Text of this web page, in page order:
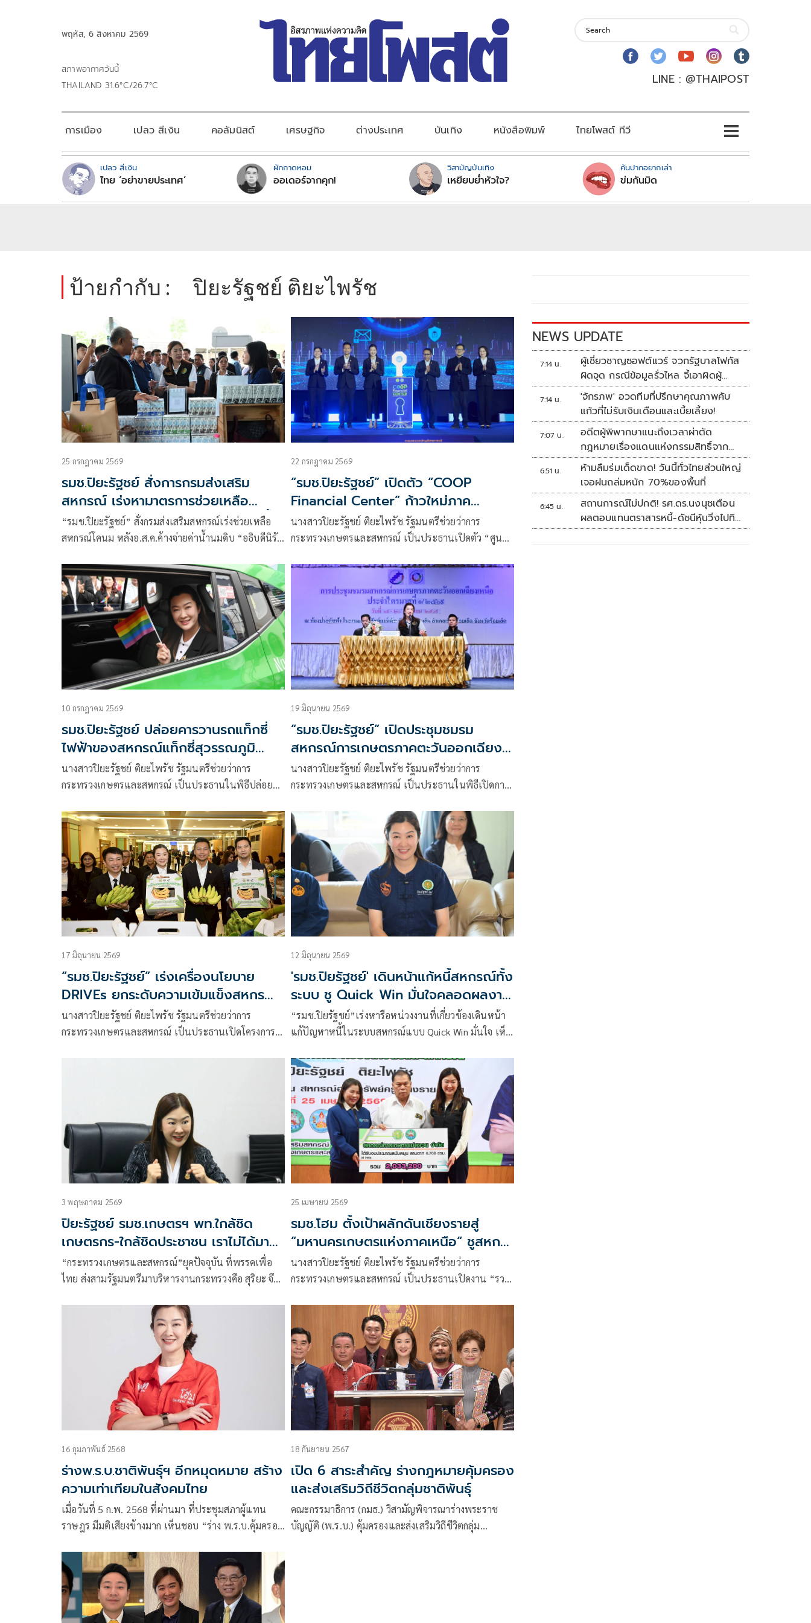
พฤหัส, 6 สิงหาคม 2569
สภาพอากาศวันนี้
THAILAND 31.6°C/26.7°C
LINE : @THAIPOST
การเมือง เปลว สีเงิน คอลัมนิสต์ เศรษฐกิจ ต่างประเทศ บันเทิง หนังสือพิมพ์ ไทยโพสต์ ทีวี
เปลว สีเงิน
ไทย ‘อย่าขายประเทศ’
ผักกาดหอม
ออเดอร์จากคุก!
วิสามัญบันเทิง
เหยียบย่ำหัวใจ?
คันปากอยากเล่า
ข่มกันมิด
ป้ายกำกับ : ปิยะรัฐชย์ ติยะไพรัช
25 กรกฎาคม 2569
รมช.ปิยะรัฐชย์ สั่งการกรมส่งเสริม
สหกรณ์ เร่งหามาตรการช่วยเหลือ
สหกรณ์โคนม หลัง อ.ส.ค.ค้างจ่ายค่าน้ำ
นมดิบ เตรียมงบ กพส. 350 ล.กู้ยืม
“รมช.ปิยะรัฐชย์” สั่งกรมส่งเสริมสหกรณ์เร่งช่วยเหลือ
สหกรณ์โคนม หลังอ.ส.ค.ค้างจ่ายค่าน้ำนมดิบ “อธิบดีนิรัน
สมาชิกสหกรณ์โคนม พร้อมเผยปีนี้เตรียมเงิน
กพส.ดอกเบี้ยต่ำไว้ 350 ล้านบาทให้สหกรณ์กู้ยืมเป็นกรณี
พิเศษ เพื่อเสริมสภาพคล่องดำเนินธุรกิจสหกรณ์โคนม
22 กรกฎาคม 2569
“รมช.ปิยะรัฐชย์” เปิดตัว “COOP
Financial Center” ก้าวใหม่ภาค
สหกรณ์ไทย ยกระดับข้อมูลสู่การบริหาร
จัดการยุคดิจิทัล
นางสาวปิยะรัฐชย์ ติยะไพรัช รัฐมนตรีช่วยว่าการ
กระทรวงเกษตรและสหกรณ์ เป็นประธานเปิดตัว “ศูนย์
Financial Center)” เพื่อยกระดับภาคสหกรณ์ไทยสู่ยุค
ดิจิทัล เชื่อมโยงข้อมูลทางการเงินการบัญชีอย่างเป็น
10 กรกฎาคม 2569
รมช.ปิยะรัฐชย์ ปล่อยคารวานรถแท็กซี่
ไฟฟ้าของสหกรณ์แท็กซี่สุวรรณภูมิ
จำกัด ผลักดัน “EV เพื่ออนาคต” หนุน
สหกรณ์แท็กซี่เปลี่ยนผ่านยานยนต์สู่
นางสาวปิยะรัฐชย์ ติยะไพรัช รัฐมนตรีช่วยว่าการ
กระทรวงเกษตรและสหกรณ์ เป็นประธานในพิธีปล่อย
สนับสนุนเงินทุนหมุนเวียนจากกองทุนพัฒนาสหกรณ์
กรมส่งเสริมสหกรณ์ พร้อมปล่อยขบวนแท็กซี่ไฟฟ้าของ
สมาชิกสหกรณ์แท็กซี่สุวรรณภูมิ จำกัด จำนวน 20 คัน
19 มิถุนายน 2569
“รมช.ปิยะรัฐชย์” เปิดประชุมชมรม
สหกรณ์การเกษตรภาคตะวันออกเฉียง
เหนือ ปี 2569 ชูระบบสหกรณ์ หัวใจการ
ขับเคลื่อนพัฒนาภาคเกษตรแดนอีสาน
นางสาวปิยะรัฐชย์ ติยะไพรัช รัฐมนตรีช่วยว่าการ
กระทรวงเกษตรและสหกรณ์ เป็นประธานในพิธีเปิดการ
ประจำปี 2569
17 มิถุนายน 2569
“รมช.ปิยะรัฐชย์” เร่งเครื่องนโยบาย
DRIVEs ยกระดับความเข้มแข็งสหกรณ์
ทั่วประเทศ นำเทคโนโลยีมาช่วยลดต้นทุน
และเพิ่มมูลค่าสินค้าเกษตรให้สมาชิก
นางสาวปิยะรัฐชย์ ติยะไพรัช รัฐมนตรีช่วยว่าการ
กระทรวงเกษตรและสหกรณ์ เป็นประธานเปิดโครงการ
12 มิถุนายน 2569
'รมช.ปิยรัฐชย์' เดินหน้าแก้หนี้สหกรณ์ทั้ง
ระบบ ชู Quick Win มั่นใจคลอดผลงาน
ใน6เดือน
“รมช.ปิยรัฐชย์”เร่งหารือหน่วงงานที่เกี่ยวข้องเดินหน้า
แก้ปัญหาหนี้ในระบบสหกรณ์แบบ Quick Win มั่นใจ เห็น
3 พฤษภาคม 2569
ปิยะรัฐชย์ รมช.เกษตรฯ พท.ใกล้ชิด
เกษตรกร-ใกล้ชิดประชาชน เราไม่ได้มา
สั่งขรก.ให้ทำตามอำเภอใจ
“กระทรวงเกษตรและสหกรณ์”ยุคปัจจุบัน ที่พรรคเพื่อ
ไทย ส่งสามรัฐมนตรีมาบริหารงานกระทรวงคือ สุริยะ จึง
รมช.เกษตรฯ และสส.เชียงราย พรรคเพื่อไทยและวัชระ
พล ขาวขำ รมช.เกษตรฯ
25 เมษายน 2569
รมช.โฮม ตั้งเป้าผลักดันเชียงรายสู่
“มหานครเกษตรแห่งภาคเหนือ“ ชูสหก
รณ์เป็นกลไกขับเคลื่อนเศรษฐกิจฐานราก
และปฏิรูปภาคการเกษตร
นางสาวปิยะรัฐชย์ ติยะไพรัช รัฐมนตรีช่วยว่าการ
กระทรวงเกษตรและสหกรณ์ เป็นประธานเปิดงาน “รวม
สำนักงานสหกรณ์จังหวัดเชียงรายจัดขึ้น
16 กุมภาพันธ์ 2568
ร่างพ.ร.บ.ชาติพันธุ์ฯ อีกหมุดหมาย สร้าง
ความเท่าเทียมในสังคมไทย
เมื่อวันที่ 5 ก.พ. 2568 ที่ผ่านมา ที่ประชุมสภาผู้แทน
ราษฎร มีมติเสียงข้างมาก เห็นชอบ “ร่าง พ.ร.บ.คุ้มครอง
ด้วยคะแนนเสียงเห็นชอบ 312 ต่อ 84 เสียง
18 กันยายน 2567
เปิด 6 สาระสำคัญ ร่างกฎหมายคุ้มครอง
และส่งเสริมวิถีชีวิตกลุ่มชาติพันธุ์
คณะกรรมาธิการ (กมธ.) วิสามัญพิจารณาร่างพระราช
บัญญัติ (พ.ร.บ.) คุ้มครองและส่งเสริมวิถีชีวิตกลุ่ม
NEWS UPDATE
7:14 น.
ผู้เชี่ยวชาญซอฟต์แวร์ จวกรัฐบาลโฟกัส
ผิดจุด กรณีข้อมูลรั่วไหล จี้เอาผิดผู้
ควบคุม-เจ้าของระบบตามกฎหมาย
PDPA
7:14 น.
'จักรภพ' อวดทีมที่ปรึกษาคุณภาพคับ
แก้วที่ไม่รับเงินเดือนและเบี้ยเลี้ยง!
7:07 น.
อดีตผู้พิพากษาแนะถึงเวลาผ่าตัด
กฎหมายเรื่องแดนแห่งกรรมสิทธิ์จาก
สวรรค์ถึงนรก!
6:51 น.
ห้ามลืมร่มเด็ดขาด! วันนี้ทั่วไทยส่วนใหญ่
เจอฝนถล่มหนัก 70%ของพื้นที่
6:45 น.
สถานการณ์ไม่ปกติ! รศ.ดร.นงนุชเตือน
ผลตอบแทนตราสารหนี้-ดัชนีหุ้นวิ่งไปทิศ
เดียวกัน